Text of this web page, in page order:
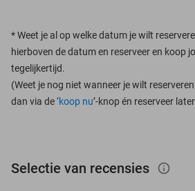
*Weet je al op welke datum je wilt
hierboven de datum en reserveer en koop
tegelijkertijd.
(Weet je nog niet wanneer je wilt
dan via de ‘koop nu’-knop én reserveer
Selectie van recensies info_outlined